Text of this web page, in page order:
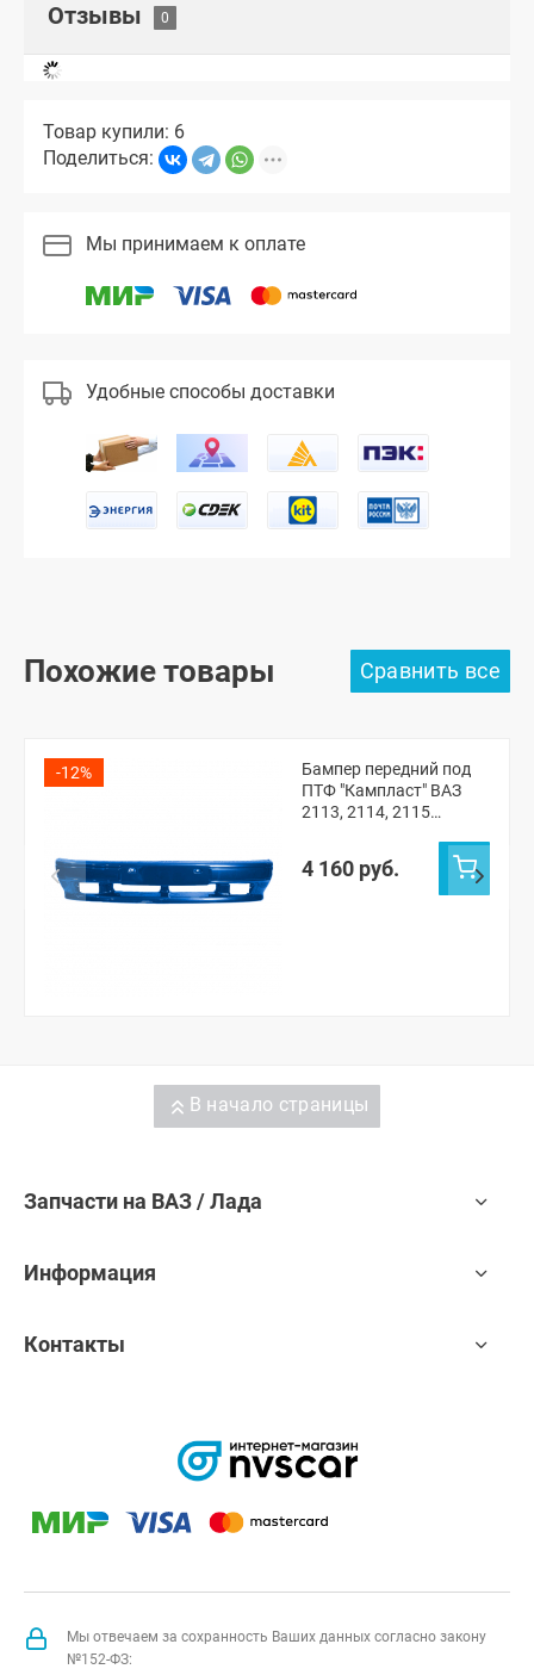
Отзывы
Товар купили: 6
Поделиться:
Мы принимаем к оплате
Удобные способы доставки
Похожие товары
-12%
Бампер передний под
ПТФ "Кампласт" ВАЗ
2113, 2114, 2115
4 160 руб.
В начало страницы
Запчасти на ВАЗ / Лада
Информация
Контакты
Мы отвечаем за сохранность Ваших данных согласно закону
№152-ФЗ: